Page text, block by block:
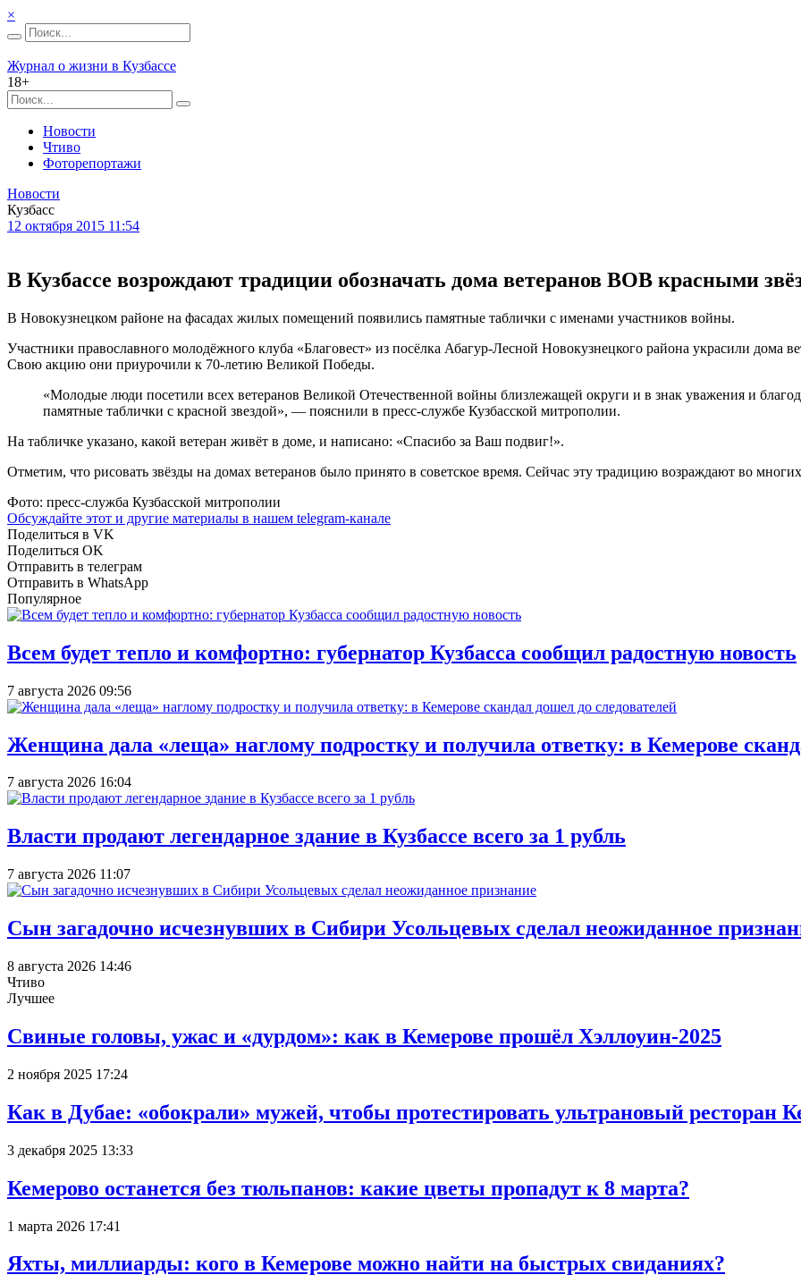
×
Журнал о жизни в Кузбассе
18+
Новости
Чтиво
Фоторепортажи
Новости
Кузбасс
12 октября 2015 11:54
В Кузбассе возрождают традиции обозначать дома ветеранов ВОВ красными
В Новокузнецком районе на фасадах жилых помещений появились памятные таблички с именами участников войны.
Участники православного молодёжного клуба «Благовест» из посёлка Абагур-Лесной Новокузнецкого района украсили
Свою акцию они приурочили к 70-летию Великой Победы.
«Молодые люди посетили всех ветеранов Великой Отечественной войны близлежащей округи и в знак уважения и
памятные таблички с красной звездой», — пояснили в пресс-службе Кузбасской митрополии.
На табличке указано, какой ветеран живёт в доме, и написано: «Спасибо за Ваш подвиг!».
Отметим, что рисовать звёзды на домах ветеранов было принято в советское время. Сейчас эту традицию возраждают во
Фото: пресс-служба Кузбасской митрополии
Обсуждайте этот и другие материалы в нашем telegram-канале
Поделиться в VK
Поделиться OK
Отправить в телеграм
Отправить в WhatsApp
Популярное
Всем будет тепло и комфортно: губернатор Кузбасса сообщил радостную новость
7 августа 2026 09:56
Женщина дала «леща» наглому подростку и получила ответку: в Кемерове
7 августа 2026 16:04
Власти продают легендарное здание в Кузбассе всего за 1 рубль
7 августа 2026 11:07
Сын загадочно исчезнувших в Сибири Усольцевых сделал неожиданное
8 августа 2026 14:46
Чтиво
Лучшее
Свиные головы, ужас и «дурдом»: как в Кемерове прошёл Хэллоуин-2025
2 ноября 2025 17:24
Как в Дубае: «обокрали» мужей, чтобы протестировать ультрановый ресторан
3 декабря 2025 13:33
Кемерово останется без тюльпанов: какие цветы пропадут к 8 марта?
1 марта 2026 17:41
Яхты, миллиарды: кого в Кемерове можно найти на быстрых свиданиях?